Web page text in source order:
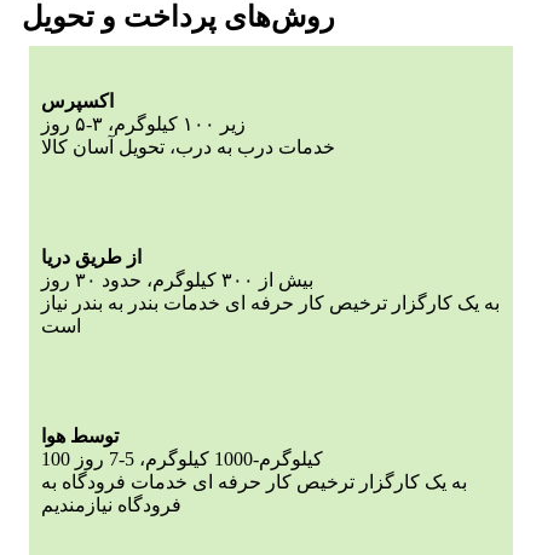
روش‌های پرداخت و تحویل
اکسپرس
زیر ۱۰۰ کیلوگرم، ۳-۵ روز
خدمات درب به درب، تحویل آسان کالا
از طریق دریا
بیش از ۳۰۰ کیلوگرم، حدود ۳۰ روز
به یک کارگزار ترخیص کار حرفه ای خدمات بندر به بندر نیاز
است
توسط هوا
100 کیلوگرم-1000 کیلوگرم، 5-7 روز
به یک کارگزار ترخیص کار حرفه ای خدمات فرودگاه به
فرودگاه نیازمندیم